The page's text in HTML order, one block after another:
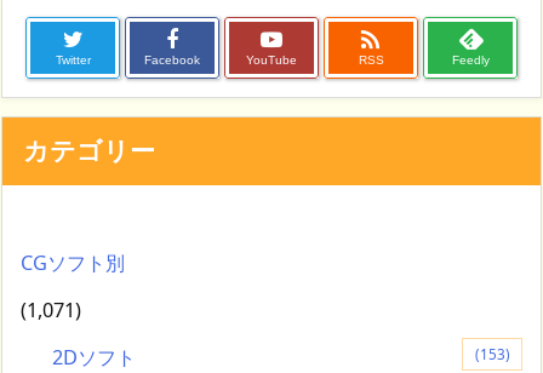
Twitter Facebook YouTube

RSS Feedly
カテゴリー
CGソフト別
(1,071)
2Dソフト
(153)